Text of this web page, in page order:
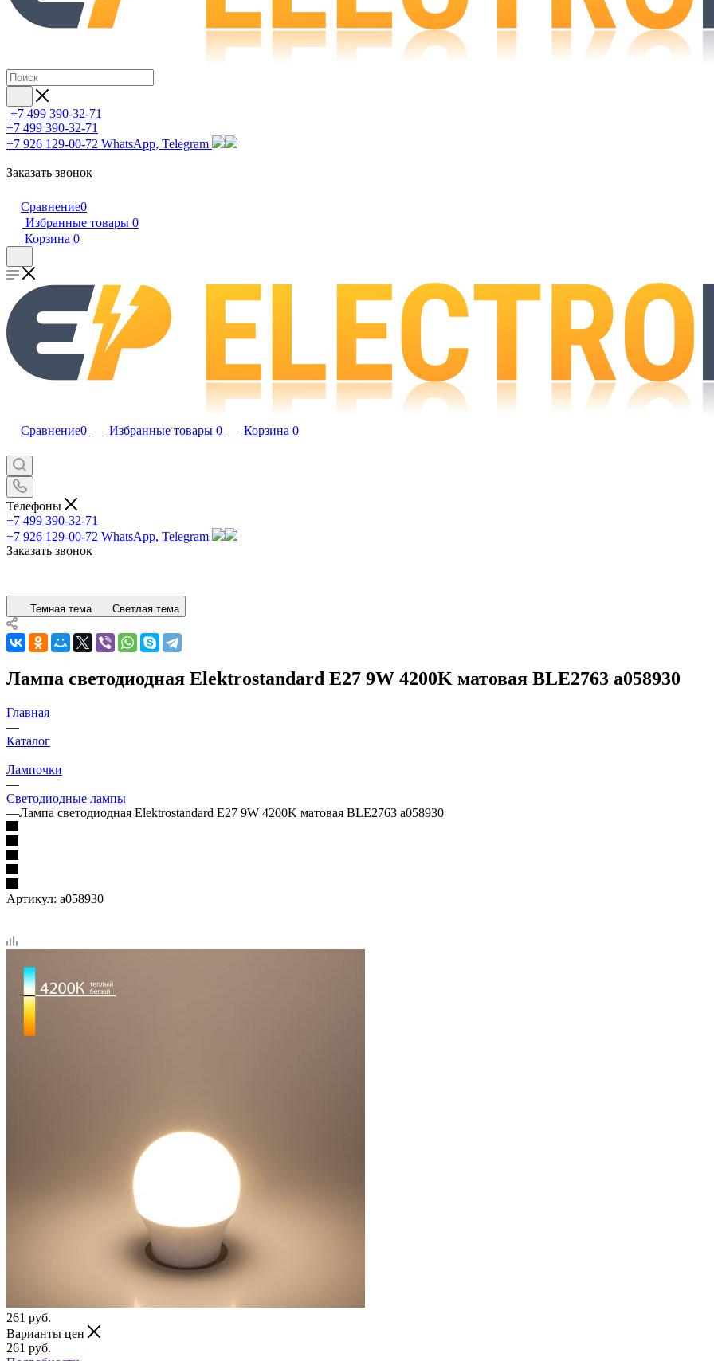
+7 499 390-32-71
+7 499 390-32-71
+7 926 129-00-72 WhatsApp, Telegram
Заказать звонок
Сравнение0
Избранные товары 0
Корзина 0
Сравнение0 Избранные товары 0 Корзина 0
Телефоны
+7 499 390-32-71
+7 926 129-00-72 WhatsApp, Telegram
Заказать звонок
Темная тема Светлая тема
Лампа светодиодная Elektrostandard E27 9W 4200K матовая BLE2763 a058930
Главная
—
Каталог
—
Лампочки
—
Светодиодные лампы
—Лампа светодиодная Elektrostandard E27 9W 4200K матовая BLE2763 a058930
Артикул: a058930
261 руб.
Варианты цен
261 руб.